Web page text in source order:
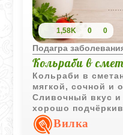
1,58K 0 0
Подагра
Кольраби в
Кольраби в
мягкой, сочной и
Сливочный вкус и
хорошо
Вилка